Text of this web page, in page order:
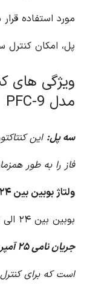
مورد استفاده
پل، امکان کنترل
ویژگی های
مدل PFC-9
سه پل: این
فاز را به طور
ولتاژ بوبین بین ۲۴ الی ۳۸۰ ولت:
بوبین بین ۲۴ الی ۳۸۰ ولت قابل استفاده است.
جریان نامی ۲۵ آمپر:
است که برای